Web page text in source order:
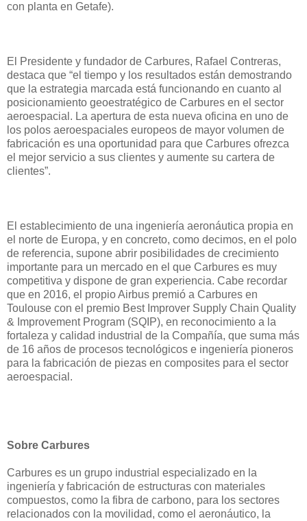
con planta en Getafe).
El Presidente y fundador de Carbures, Rafael Contreras,
destaca que “el tiempo y los resultados están demostrando
que la estrategia marcada está funcionando en cuanto al
posicionamiento geoestratégico de Carbures en el sector
aeroespacial. La apertura de esta nueva oficina en uno de
los polos aeroespaciales europeos de mayor volumen de
fabricación es una oportunidad para que Carbures ofrezca
el mejor servicio a sus clientes y aumente su cartera de
clientes”.
El establecimiento de una ingeniería aeronáutica propia en
el norte de Europa, y en concreto, como decimos, en el polo
de referencia, supone abrir posibilidades de crecimiento
importante para un mercado en el que Carbures es muy
competitiva y dispone de gran experiencia. Cabe recordar
que en 2016, el propio Airbus premió a Carbures en
Toulouse con el premio Best Improver Supply Chain Quality
& Improvement Program (SQIP), en reconocimiento a la
fortaleza y calidad industrial de la Compañía, que suma más
de 16 años de procesos tecnológicos e ingeniería pioneros
para la fabricación de piezas en composites para el sector
aeroespacial.
Sobre Carbures
Carbures es un grupo industrial especializado en la
ingeniería y fabricación de estructuras con materiales
compuestos, como la fibra de carbono, para los sectores
relacionados con la movilidad, como el aeronáutico, la